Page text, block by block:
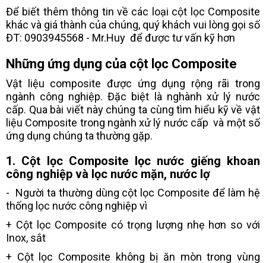
Để biết thêm thông tin về các loại cột lọc Composite
khác và giá thành của chúng, quý khách vui lòng gọi số
ĐT: 0903945568 - Mr.Huy để được tư vấn kỹ hơn
Những ứng dụng của cột lọc Composite
Vật liệu composite được ứng dụng rộng rãi trong
ngành công nghiệp. Đặc biệt là nghành xử lý nước
cấp. Qua bài viết này chúng ta cùng tìm hiểu kỹ về vật
liệu Composite trong ngành xử lý nước cấp và một số
ứng dụng chúng ta thường gặp.
1. Cột lọc Composite lọc nước giếng khoan
công nghiệp và lọc nước mặn, nước lợ
- Người ta thường dùng cột lọc Composite để làm hệ
thống lọc nước công nghiệp vì
+ Cột lọc Composite có trọng lượng nhẹ hơn so với
Inox, sắt
+ Cột lọc Composite không bị ăn mòn trong vùng